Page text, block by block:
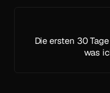
Die ersten 30
was